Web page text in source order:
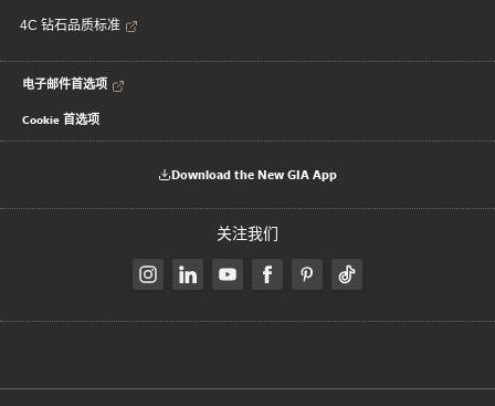
4C 钻石品质标准
电子邮件首选项
Cookie 首选项
Download the New GIA App
关注我们